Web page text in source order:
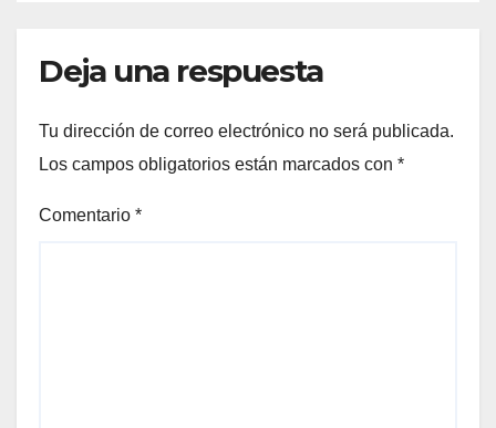
Deja una respuesta
Tu dirección de correo electrónico no será publicada.
Los campos obligatorios están marcados con *
Comentario *